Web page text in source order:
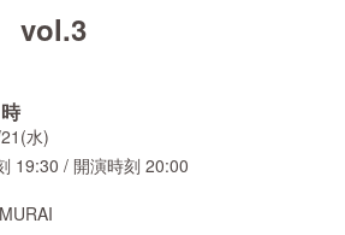
vol.3
水)
19:30 / 開演時刻 20:00